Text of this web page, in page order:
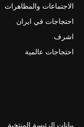
الاجتماعات والمظاهرات
احتجاجات في ايران
اشرف
احتجاجات عالمية
بيانات الرئيسة المنتخبة